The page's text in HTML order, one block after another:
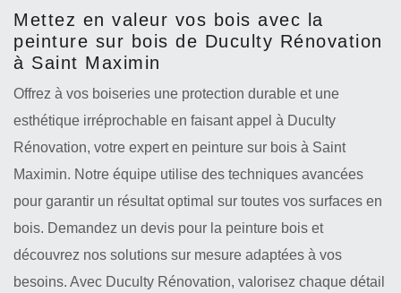
Mettez en valeur vos bois avec la
peinture sur bois de Duculty Rénovation
à Saint Maximin
Offrez à vos boiseries une protection durable et une
esthétique irréprochable en faisant appel à Duculty
Rénovation, votre expert en peinture sur bois à Saint
Maximin. Notre équipe utilise des techniques avancées
pour garantir un résultat optimal sur toutes vos surfaces en
bois. Demandez un devis pour la peinture bois et
découvrez nos solutions sur mesure adaptées à vos
besoins. Avec Duculty Rénovation, valorisez chaque détail